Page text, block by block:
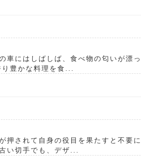
車にはしばしば、食べ物の匂いが漂っ
豊かな料理を食...
押されて自身の役目を果たすと不要
い切手でも、デザ...